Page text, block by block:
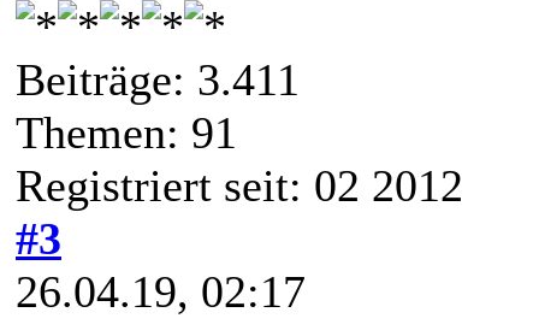
Beiträge: 3.411
Themen: 91
Registriert seit: 02 2012
#3
26.04.19, 02:17